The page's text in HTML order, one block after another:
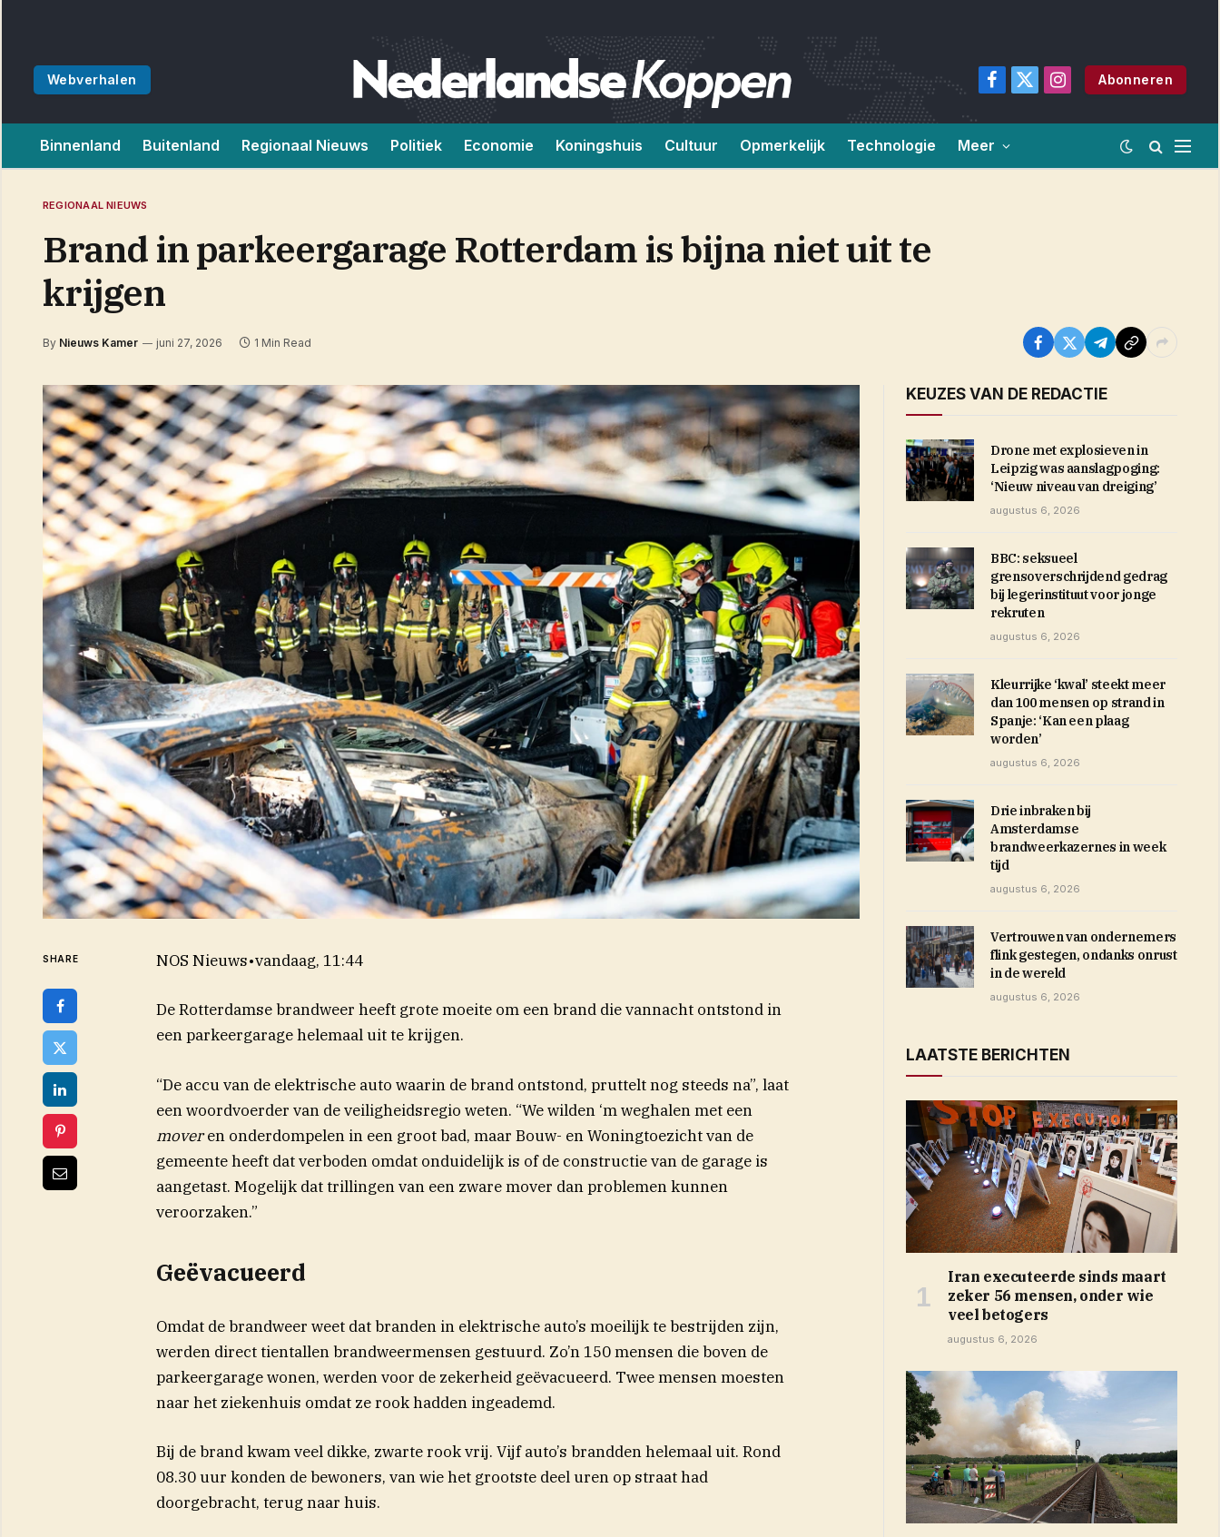
Webverhalen
Facebook
X
Instagram
Abonneren
Binnenland Buitenland Regionaal Nieuws Politiek Economie Koningshuis Cultuur Opmerkelijk Technologie Meer
REGIONAAL NIEUWS
Brand in parkeergarage Rotterdam is bijna niet uit te
krijgen
By Nieuws Kamer juni 27, 2026 1 Min Read
SHARE NOS Nieuws•vandaag, 11:44
De Rotterdamse brandweer heeft grote moeite om een brand die vannacht ontstond in
een parkeergarage helemaal uit te krijgen.
“De accu van de elektrische auto waarin de brand ontstond, pruttelt nog steeds na”, laat
een woordvoerder van de veiligheidsregio weten. “We wilden ‘m weghalen met een
moveren onderdompelen in een groot bad, maar Bouw- en Woningtoezicht van de
gemeente heeft dat verboden omdat onduidelijk is of de constructie van de garage is
aangetast. Mogelijk dat trillingen van een zware mover dan problemen kunnen
veroorzaken.”
Geëvacueerd
Omdat de brandweer weet dat branden in elektrische auto’s moeilijk te bestrijden zijn,
werden direct tientallen brandweermensen gestuurd. Zo’n 150 mensen die boven de
parkeergarage wonen, werden voor de zekerheid geëvacueerd. Twee mensen moesten
naar het ziekenhuis omdat ze rook hadden ingeademd.
Bij de brand kwam veel dikke, zwarte rook vrij. Vijf auto’s brandden helemaal uit. Rond
08.30 uur konden de bewoners, van wie het grootste deel uren op straat had
doorgebracht, terug naar huis.
KEUZES VAN DE REDACTIE
Drone met explosieven in
Leipzig was aanslagpoging:
‘Nieuw niveau van dreiging’
augustus 6, 2026
BBC: seksueel
grensoverschrijdend gedrag
bij legerinstituut voor jonge
rekruten
augustus 6, 2026
Kleurrijke ‘kwal’ steekt meer
dan 100 mensen op strand in
Spanje: ‘Kan een plaag
worden’
augustus 6, 2026
Drie inbraken bij
Amsterdamse
brandweerkazernes in week
tijd
augustus 6, 2026
Vertrouwen van ondernemers
flink gestegen, ondanks onrust
in de wereld
augustus 6, 2026
LAATSTE BERICHTEN
Iran executeerde sinds maart
zeker 56 mensen, onder wie
veel betogers
augustus 6, 2026